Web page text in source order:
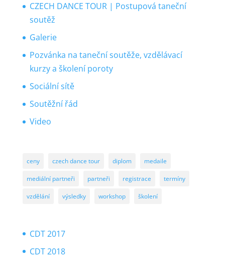
CZECH DANCE TOUR | Postupová taneční
soutěž
Galerie
Pozvánka na taneční soutěže, vzdělávací
kurzy a školení poroty
Sociální sítě
Soutěžní řád
Video
ceny czech dance tour diplom medaile
mediální partneři partneři registrace termíny
vzdělání výsledky workshop školení
CDT 2017
CDT 2018